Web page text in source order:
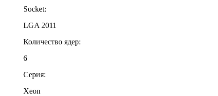
Socket:
LGA 2011
Количество ядер:
6
Серия:
Xeon